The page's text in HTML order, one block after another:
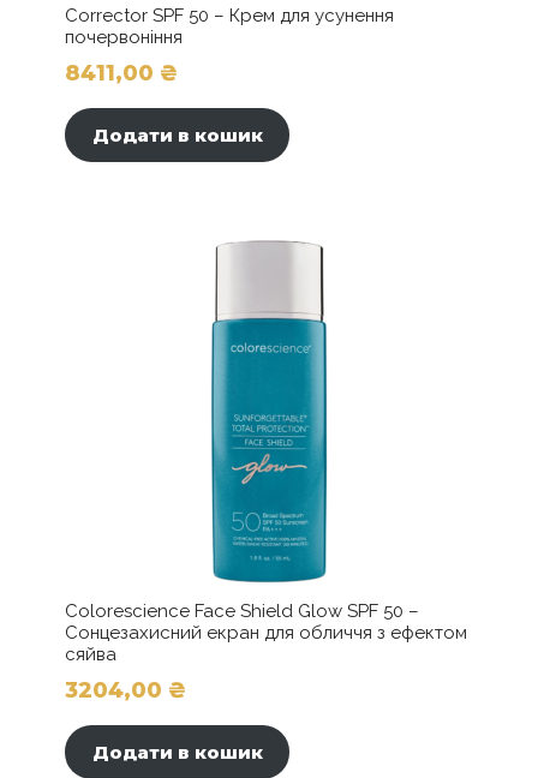
Corrector SPF 50 – Крем для усунення
почервоніння
8411,00 ₴
Додати в кошик
Colorescience Face Shield Glow SPF 50 –
Сонцезахисний екран для обличчя з ефектом
сяйва
3204,00 ₴
Додати в кошик